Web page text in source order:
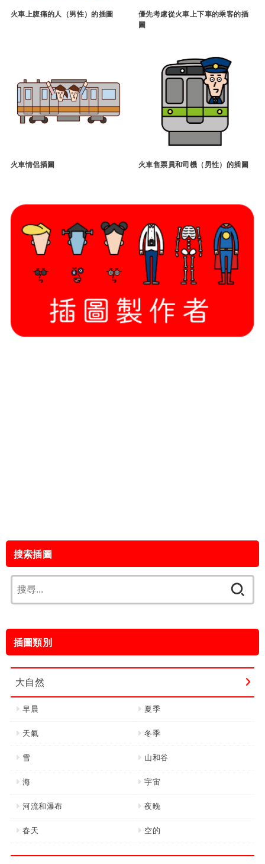
火車上腹痛的人（男性）的插圖
優先考慮從火車上下車的乘客的插
圖
火車情侶插圖 火車售票員和司機（男性）的插圖
搜索插圖
尋
字:
插圖類別
大自然
早晨 夏季
天氣 冬季
雪 山和谷
海 宇宙
河流和瀑布 夜晚
春天 空的